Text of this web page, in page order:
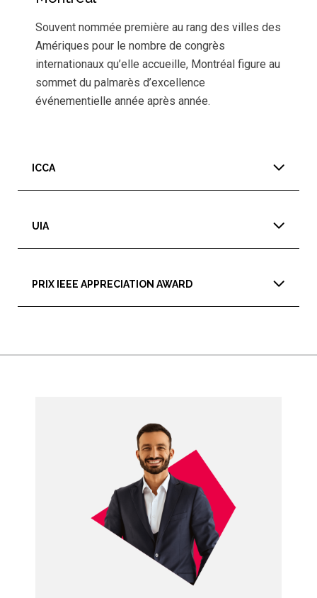
Souvent nommée première au rang des villes des
Amériques pour le nombre de congrès
internationaux qu’elle accueille, Montréal figure au
sommet du palmarès d’excellence
événementielle année après année.
ICCA
UIA
PRIX IEEE APPRECIATION AWARD